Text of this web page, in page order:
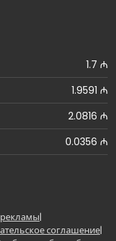
1.7 ₼
1.9591 ₼
2.0816 ₼
0.0356 ₼
|
соглашение|